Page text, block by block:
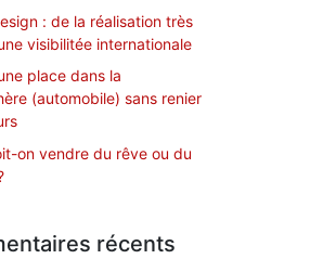
: de la réalisation très
visibilitée internationale
place dans la
(automobile) sans renier
on vendre du rêve ou du
récents